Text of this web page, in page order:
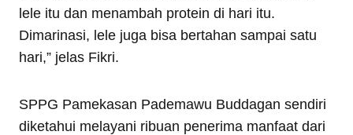
lele itu dan menambah protein di hari itu.
Dimarinasi, lele juga bisa bertahan sampai satu
hari,” jelas Fikri.
SPPG Pamekasan Pademawu Buddagan sendiri
diketahui melayani ribuan penerima manfaat dari